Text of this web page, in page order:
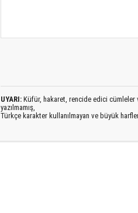
UYARI: Küfür, hakaret, rencide edici cümleler
yazılmamış,
Türkçe karakter kullanılmayan ve büyük